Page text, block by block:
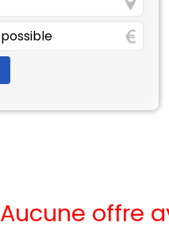
Aucune offre